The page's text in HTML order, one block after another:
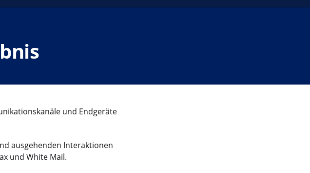
und Endgeräte
ausgehenden Interaktionen
und White Mail.